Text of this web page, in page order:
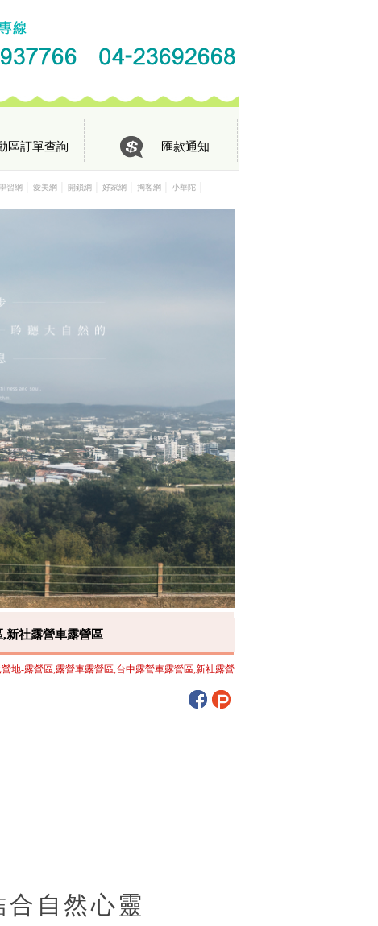
區訂單查詢 匯款通知
習網 愛美網 開鎖網 好家網 掏客網 小華陀
新社露營車露營區
區,露營車露營區,台中露營車露營區,新社露營車露營區歡迎來電洽詢，竭誠為您服務
合自然心靈